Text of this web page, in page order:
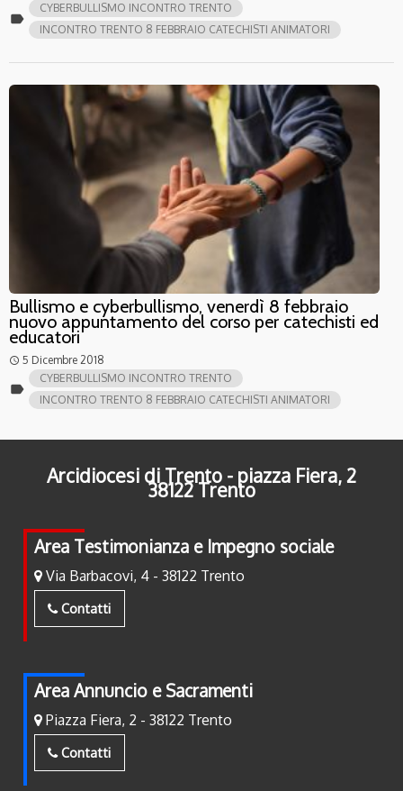
label
CYBERBULLISMO INCONTRO TRENTO
INCONTRO TRENTO 8 FEBBRAIO CATECHISTI ANIMATORI
Bullismo e cyberbullismo, venerdì 8 febbraio
nuovo appuntamento del corso per catechisti ed
educatori
access_time 5 Dicembre 2018
label
CYBERBULLISMO INCONTRO TRENTO
INCONTRO TRENTO 8 FEBBRAIO CATECHISTI ANIMATORI
Arcidiocesi di Trento - piazza Fiera, 2
38122 Trento
Area Testimonianza e Impegno sociale
Via Barbacovi, 4 - 38122 Trento
Contatti
Area Annuncio e Sacramenti
Piazza Fiera, 2 - 38122 Trento
Contatti